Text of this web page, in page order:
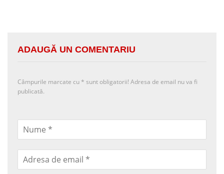
ADAUGĂ UN COMENTARIU
Câmpurile marcate cu * sunt obligatorii! Adresa de email nu va fi
publicată.